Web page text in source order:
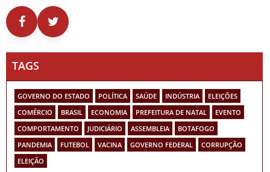
TAGS
GOVERNO DO ESTADO POLÍTICA SAÚDE INDÚSTRIA
ELEIÇÕES
COMÉRCIO
BRASIL ECONOMIA PREFEITURA DE NATAL
EVENTO
COMPORTAMENTO
JUDICIÁRIO ASSEMBLEIA
BOTAFOGO
PANDEMIA
FUTEBOL VACINA GOVERNO FEDERAL
CORRUPÇÃO
ELEIÇÃO